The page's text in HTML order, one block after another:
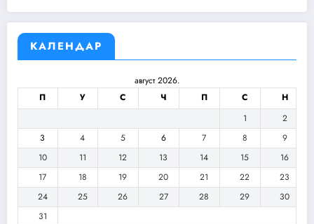
КАЛЕНДАР
август 2026.
П
У С Ч П С
Н
1
2
3
4 5 6 7 8
9
10
11 12 13 14 15
16
17
18 19 20 21 22
23
24
25 26 27 28 29
30
31